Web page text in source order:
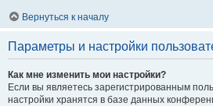
Вернуться к началу
Параметры и настройки
Как мне изменить мои настройки?
Если вы являетесь зарегистрированным
настройки хранятся в базе данных